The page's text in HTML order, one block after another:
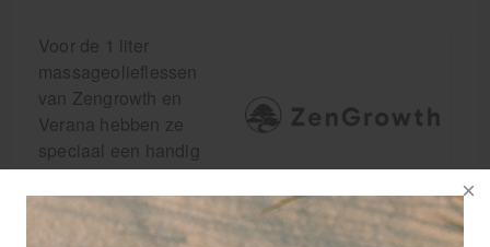
Voor de 1 liter
massageolieflessen
van Zengrowth en
Verana hebben ze
speciaal een handig
pompje laten maken,
zodat je ze nog
makkelijker kunt